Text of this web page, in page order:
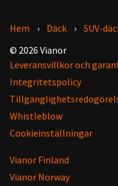
Hem Däck SUV-
© 2026 Vianor
Leveransvillkor och
Integritetspolicy
Whistleblow
Cookieinställningar
Vianor Finland
Vianor Norway